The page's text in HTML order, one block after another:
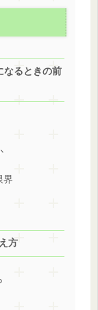
なるときの前
界
方